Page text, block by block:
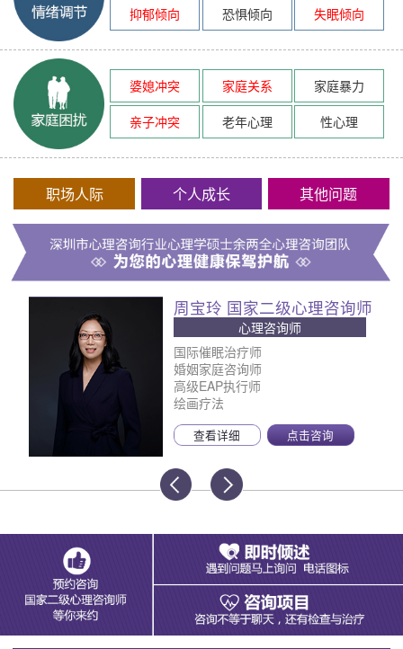
抑郁倾向
恐惧倾向 失眠倾向
婆媳冲突 家庭关系
家庭暴力
亲子冲突
老年心理 性心理
职场人际 个人成长 其他问题
周宝玲 国家二级心理咨询师
心理咨询师
国际催眠治疗师
婚姻家庭咨询师
高级EAP执行师
绘画疗法
查看详细 点击咨询